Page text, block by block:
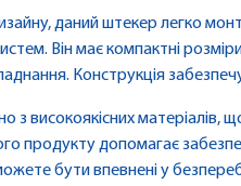
даний штекер легко
Він має компактні
Конструкція
з високоякісних матеріалів,
продукту допомагає
бути впевнені у